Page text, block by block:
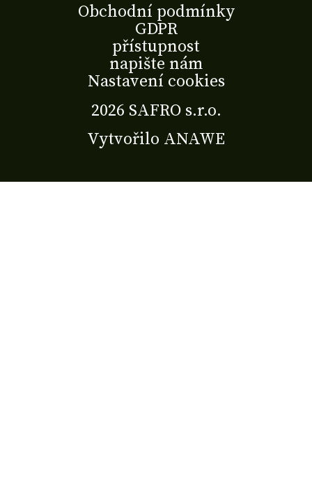
2026 SAFRO s.r.o.
Vytvořilo ANAWE
Obchodní podmínky
GDPR
přístupnost
napište nám
Nastavení cookies